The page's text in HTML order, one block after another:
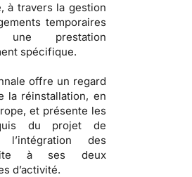
à travers la gestion
temporaires
prestation
spécifique.
offre un regard
la réinstallation, en
et présente les
du projet de
des
à ses deux
d’activité.